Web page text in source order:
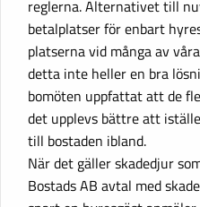
reglerna. Alternativet till
betalplatser för enbart
platserna vid många av
detta inte heller en bra
bomöten uppfattat att de
det upplevs bättre att
till bostaden ibland.
När det gäller skadedjur
Bostads AB avtal med